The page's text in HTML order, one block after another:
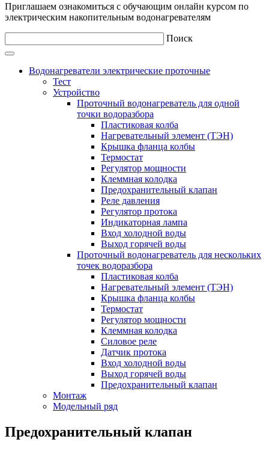
Приглашаем ознакомиться с обучающим онлайн курсом по
электрическим накопительным водонагревателям
Поиск
Водонагреватели электрические проточные
Тест
Устройство
Проточный водонагреватель для одной
точки водоразбора
Пластиковая колба
Нагревательный элемент (ТЭН)
Крышка фланца колбы
Термостат
Регулятор мощности
Клеммная колодка
Предохранительный клапан
Реле давления
Регулятор протока
Индикаторная лампа
Вход холодной воды
Выход горячей воды
Проточный водонагреватель для нескольких
точек водоразбора
Пластиковая колба
Нагревательный элемент (ТЭН)
Крышка фланца колбы
Термостат
Регулятор мощности
Клеммная колодка
Силовое реле
Датчик протока
Вход холодной воды
Выход горячей воды
Предохранительный клапан
Монтаж
Модельный ряд
Предохранительный клапан